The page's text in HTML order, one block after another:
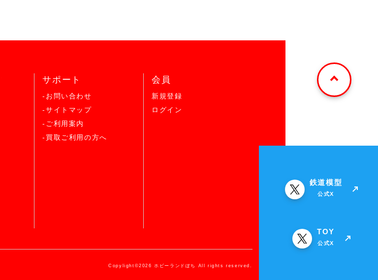
サポート
-お問い合わせ
-サイトマップ
-ご利用案内
-買取ご利用の方へ
会員
新規登録
ログイン
Copylight©2026 ホビーランドぽち All rights reserved.
鉄道模型
公式X
TOY
公式X